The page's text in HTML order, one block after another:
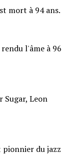
mort à 94 ans.
l'âme à 96
Sugar, Leon
pionnier du jazz